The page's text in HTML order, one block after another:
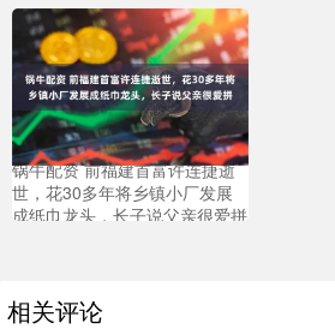
锅牛配资 前福建首富许连捷逝
世，花30多年将乡镇小厂发展
成纸巾龙头，长子说父亲很爱拼
相关评论